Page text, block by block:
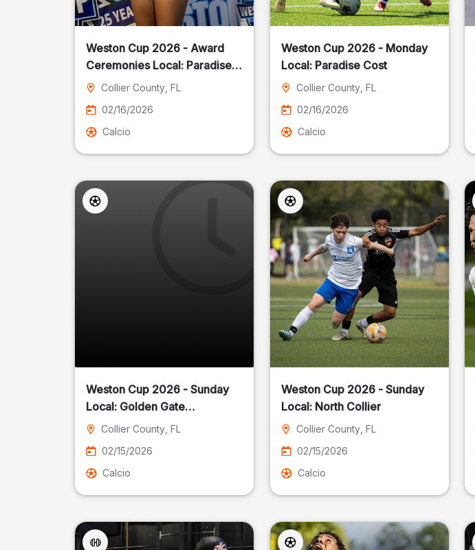
Weston Cup 2026 - Award
Ceremonies Local: Paradise
CostCollier County , FL
02/16/2026
Calcio
Weston Cup 2026 - Monday
Local: Paradise Cost
Collier County, FL
02/16/2026
Calcio
Weston Cup 2026 - Sunday
Local: Golden Gate
Community Park
Collier County , FL
02/15/2026
Calcio
Weston Cup 2026 - Sunday
Local: North Collier
Collier County, FL
02/15/2026
Calcio